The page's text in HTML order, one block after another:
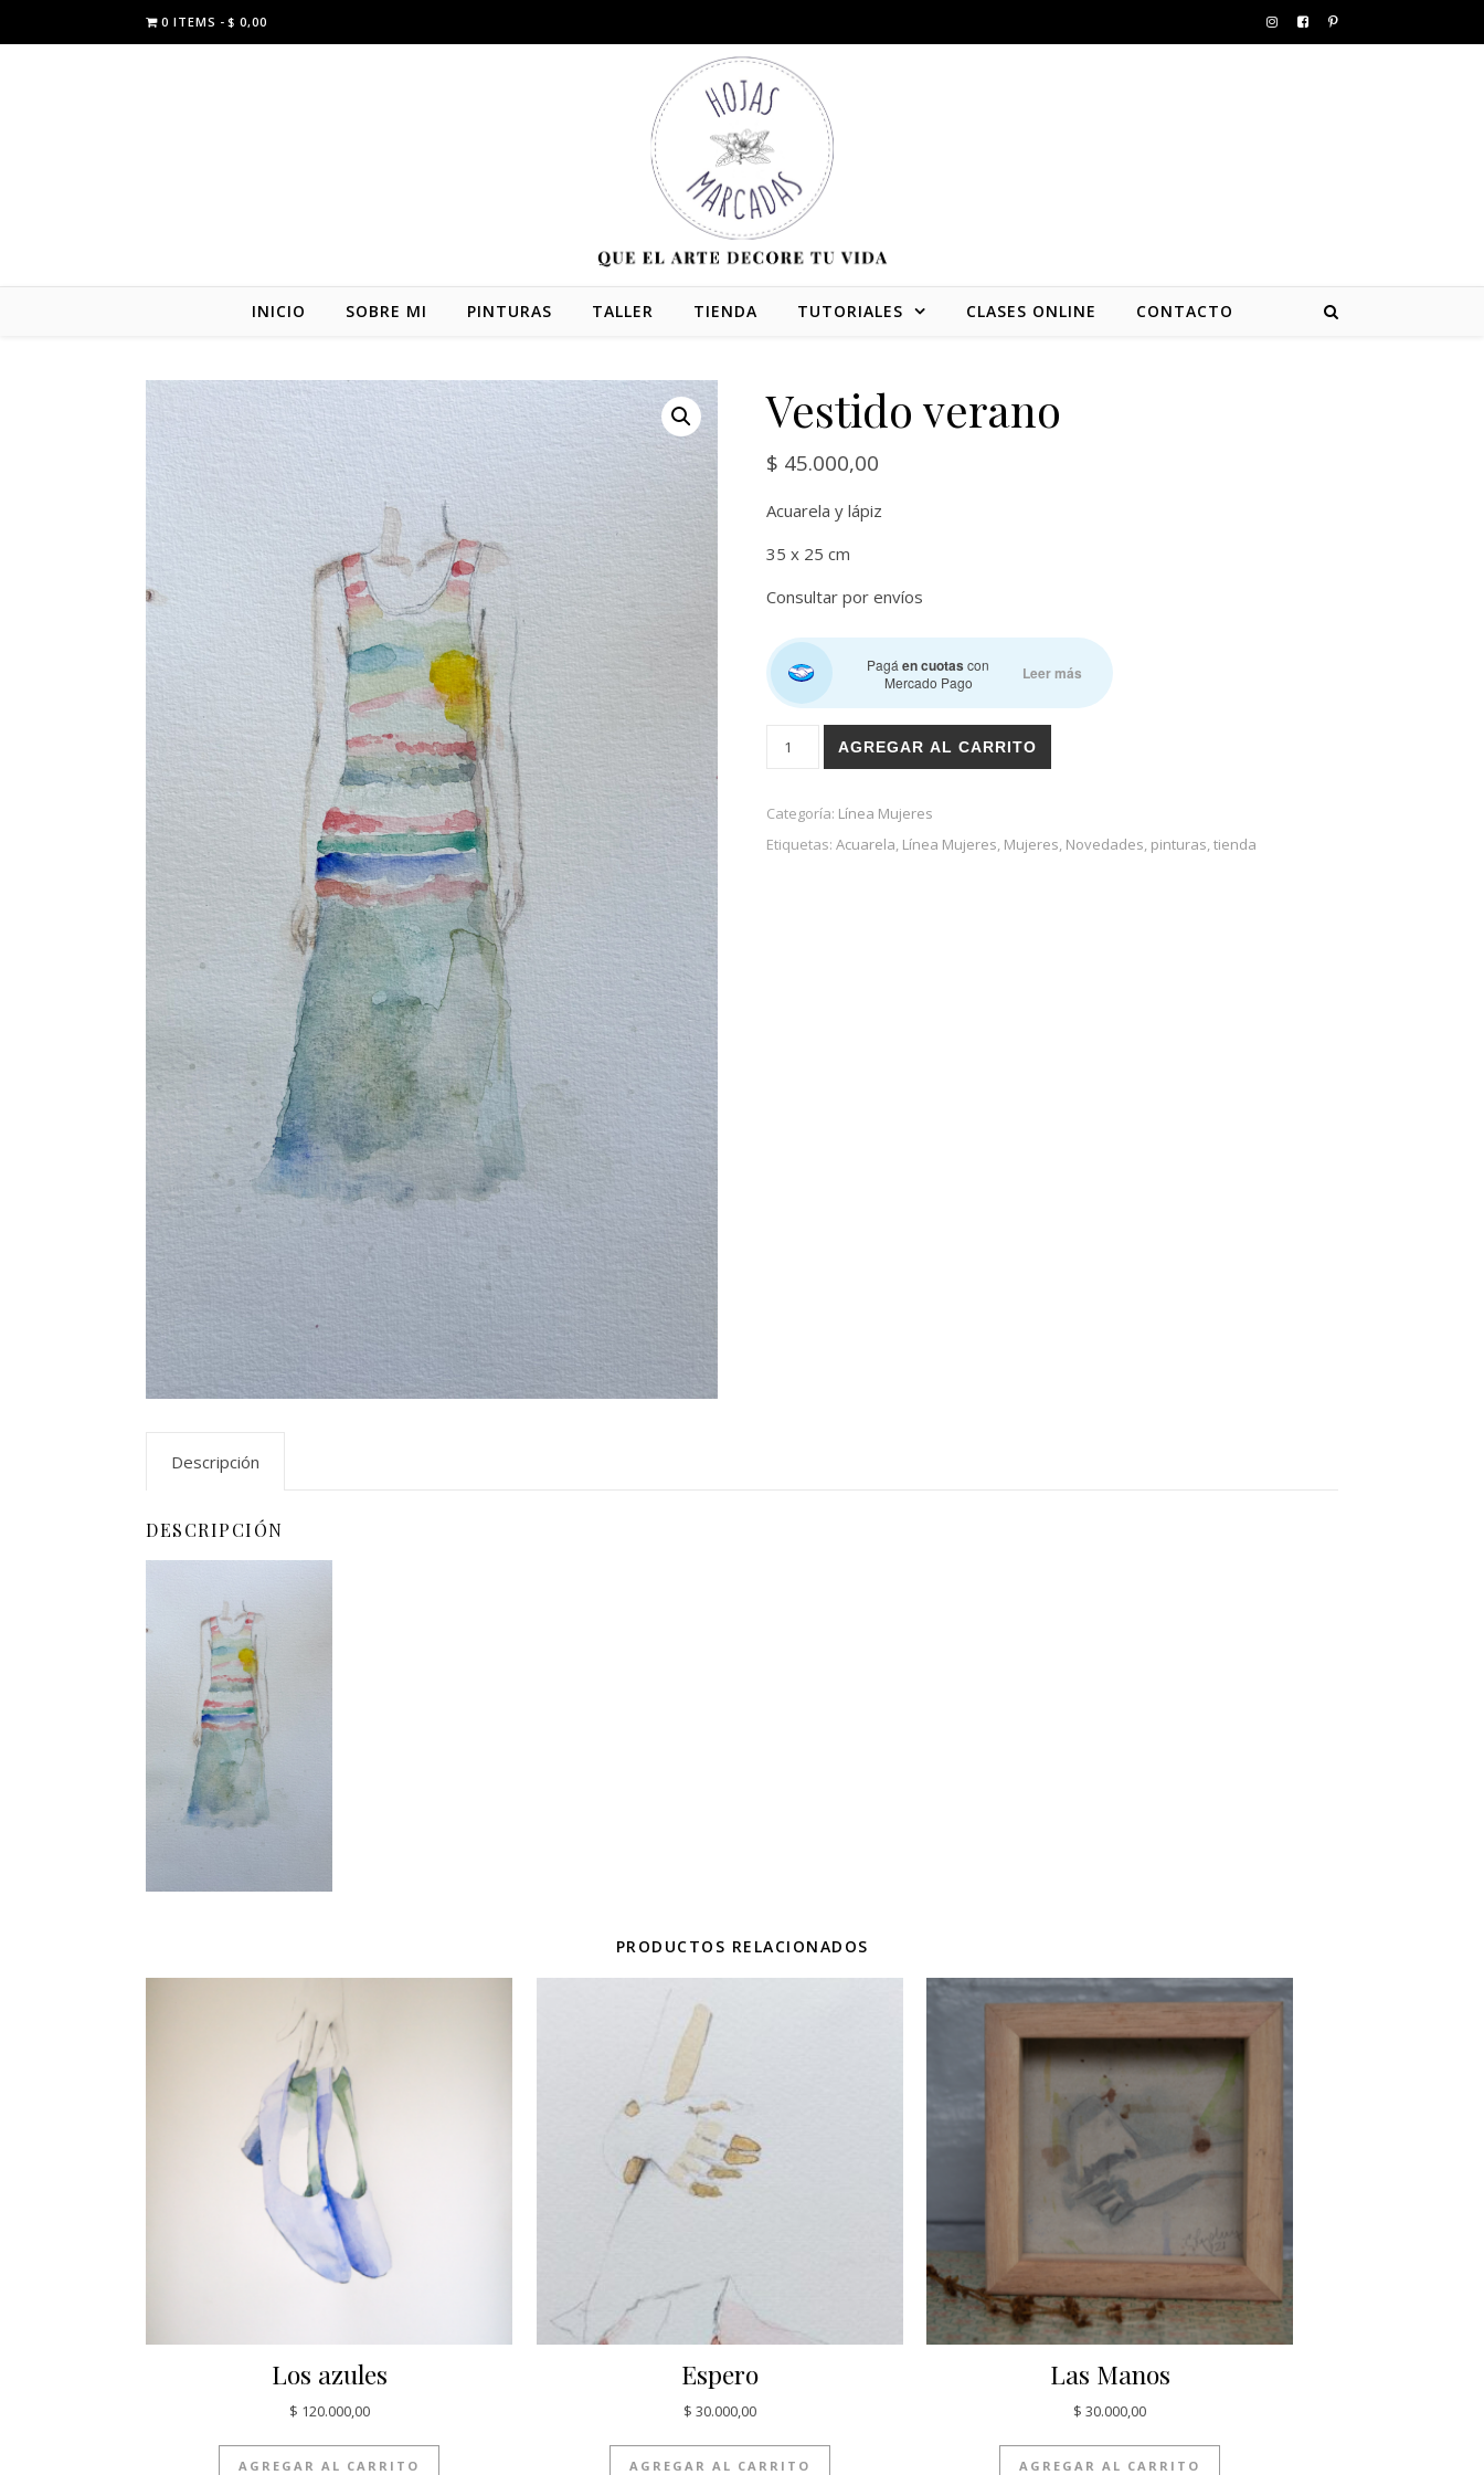
0 ITEMS $ 0,00
INICIO SOBRE MI PINTURAS TALLER TIENDA TUTORIALES CLASES ONLINE CONTACTO
Vestido verano
$ 45.000,00
Acuarela y lápiz
35 x 25 cm
Consultar por envíos
Pagá en cuotas con
Mercado Pago
Leer más
Vestido verano cantidad
AGREGAR AL CARRITO
Categoría: Línea Mujeres
Etiquetas: Acuarela, Línea Mujeres, Mujeres, Novedades, pinturas,tienda
Descripción
DESCRIPCIÓN
PRODUCTOS RELACIONADOS
Los azules
$ 120.000,00
AGREGAR AL CARRITO
Espero
$ 30.000,00
AGREGAR AL CARRITO
Las Manos
$ 30.000,00
AGREGAR AL CARRITO